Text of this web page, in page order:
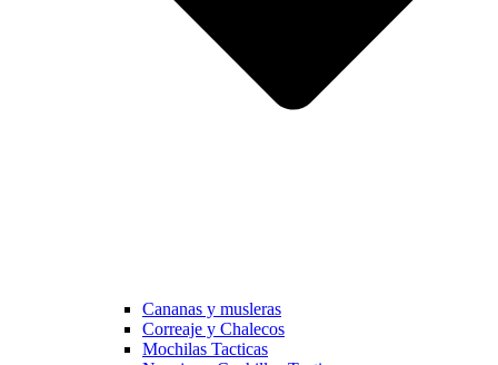
Cananas y musleras
Correaje y Chalecos
Mochilas Tacticas